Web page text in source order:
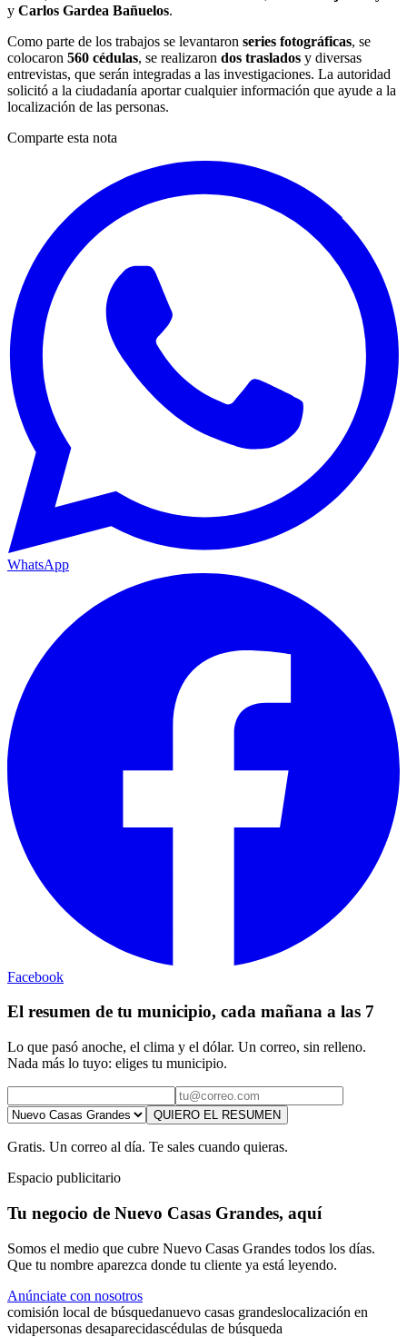
y Carlos Gardea Bañuelos.
Como parte de los trabajos se levantaron series fotográficas, se
colocaron 560 cédulas, se realizaron dos traslados y diversas
entrevistas, que serán integradas a las investigaciones. La autoridad
solicitó a la ciudadanía aportar cualquier información que ayude a la
localización de las personas.
Comparte esta nota
WhatsApp
Facebook
El resumen de tu municipio, cada mañana a las 7
Lo que pasó anoche, el clima y el dólar. Un correo, sin relleno.
Nada más lo tuyo: eliges tu municipio.
QUIERO EL RESUMEN
Gratis. Un correo al día. Te sales cuando quieras.
Espacio publicitario
Tu negocio de Nuevo Casas Grandes, aquí
Somos el medio que cubre Nuevo Casas Grandes todos los días.
Que tu nombre aparezca donde tu cliente ya está leyendo.
Anúnciate con nosotros
comisión local de búsquedanuevo casas grandeslocalización en
vidapersonas desaparecidascédulas de búsqueda